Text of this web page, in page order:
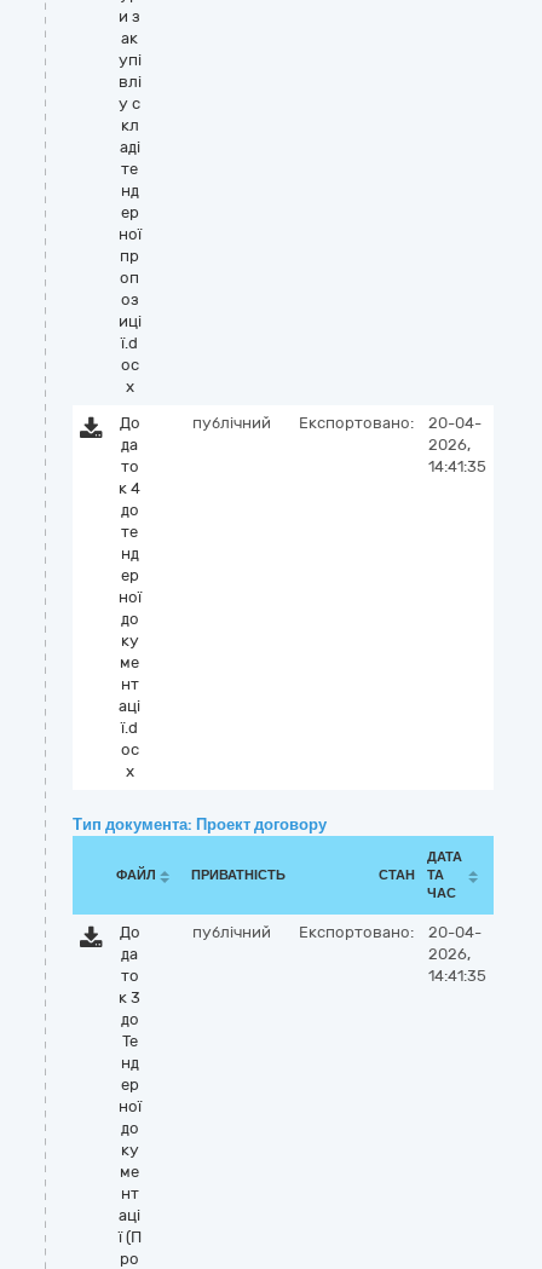
и з
ак
упі
влі
у с
кл
аді
те
нд
ер
ної
пр
оп
оз
иці
ї.d
oc
x
До
да
то
к 4
до
те
нд
ер
ної
до
ку
ме
нт
аці
ї.d
oc
x
публічний Експортовано:
20-04-
2026,
14:41:35
Тип документа: Проект договору
ФАЙЛ ПРИВАТНІСТЬ СТАН
ДАТА
ТА
ЧАС
До
да
то
к 3
до
Те
нд
ер
ної
до
ку
ме
нт
аці
ї (П
ро
публічний Експортовано:
20-04-
2026,
14:41:35